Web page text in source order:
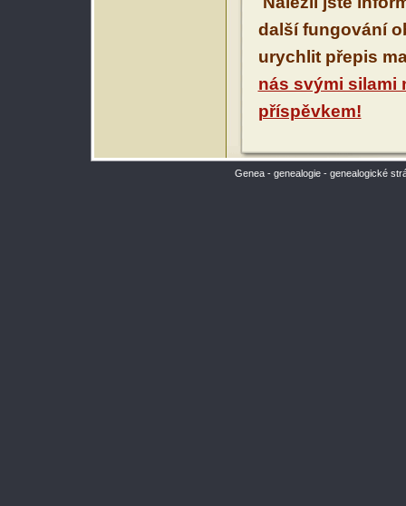
další fungování
urychlit přepis
nás svými silami
příspěvkem!
Genea - genealogie - genealogické